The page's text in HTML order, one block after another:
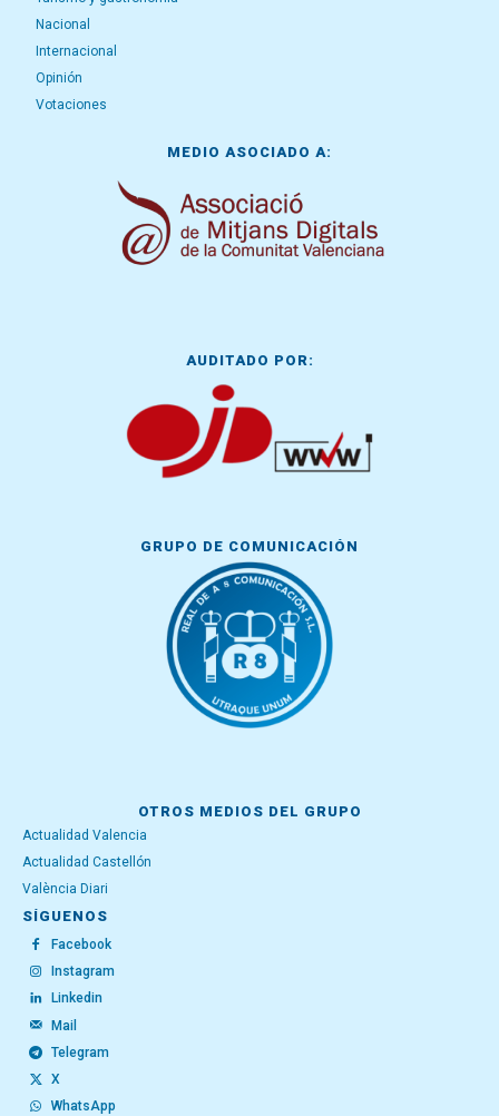
Nacional
Internacional
Opinión
Votaciones
MEDIO ASOCIADO A:
AUDITADO POR:
GRUPO DE COMUNICACIÓN
OTROS MEDIOS DEL GRUPO
Actualidad Valencia
Actualidad Castellón
València Diari
SÍGUENOS
Facebook
Instagram
Linkedin
Mail
Telegram
X
WhatsApp